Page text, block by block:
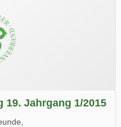
19. Jahrgang 1/2015